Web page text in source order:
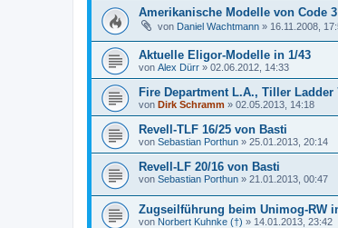
Amerikanische Modelle von Code 3
von Daniel Wachtmann » 16.11.2008,
Aktuelle Eligor-Modelle in 1/43
von Alex Dürr » 02.06.2012, 14:33
Fire Department L.A., Tiller Ladder
von Dirk Schramm » 02.05.2013, 14:18
Revell-TLF 16/25 von Basti
von Sebastian Porthun » 25.01.2013, 20:14
Revell-LF 20/16 von Basti
von Sebastian Porthun » 21.01.2013, 00:47
Zugseilführung beim Unimog-RW
von Norbert Kuhnke (†) » 14.01.2013, 23:42